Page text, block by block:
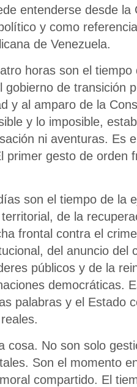
entenderse desde
y como
de Venezuela.
horas son el
gobierno de transición
y al amparo de la
y lo imposible,
ni aventuras. Es
primer gesto de orden
son el tiempo de la
de la
frontal contra el
del anuncio del
públicos y de la
democráticas.
palabras y el Estado
cosa. No son solo
Son el momento
compartido. El